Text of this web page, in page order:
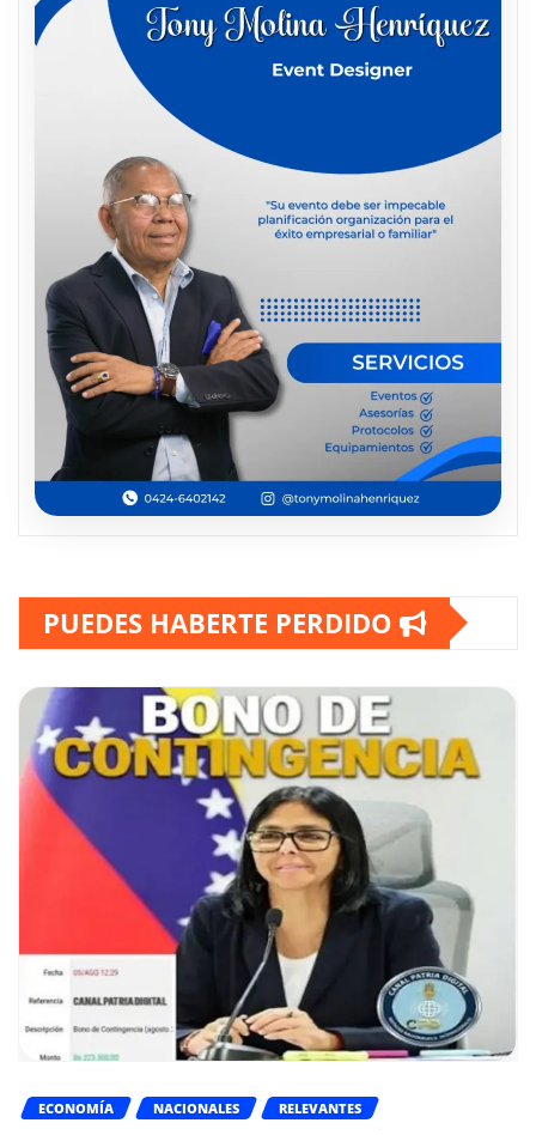
PUEDES HABERTE PERDIDO
ECONOMÍA NACIONALES RELEVANTES